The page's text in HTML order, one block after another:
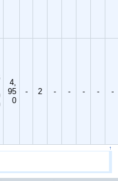
4,
95
0
- 2 - - - - -
↑